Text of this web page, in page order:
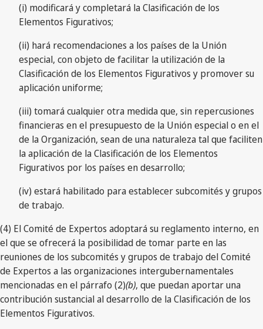
(i) modificará y completará la Clasificación de los
Elementos Figurativos;
(ii) hará recomendaciones a los países de la Unión
especial, con objeto de facilitar la utilización de la
Clasificación de los Elementos Figurativos y promover su
aplicación uniforme;
(iii) tomará cualquier otra medida que, sin repercusiones
financieras en el presupuesto de la Unión especial o en el
de la Organización, sean de una naturaleza tal que faciliten
la aplicación de la Clasificación de los Elementos
Figurativos por los países en desarrollo;
(iv) estará habilitado para establecer subcomités y grupos
de trabajo.
(4) El Comité de Expertos adoptará su reglamento interno, en
el que se ofrecerá la posibilidad de tomar parte en las
reuniones de los subcomités y grupos de trabajo del Comité
de Expertos a las organizaciones intergubernamentales
mencionadas en el párrafo (2)(b), que puedan aportar una
contribución sustancial al desarrollo de la Clasificación de los
Elementos Figurativos.